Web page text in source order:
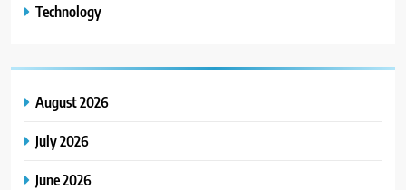
Technology
August 2026
July 2026
June 2026